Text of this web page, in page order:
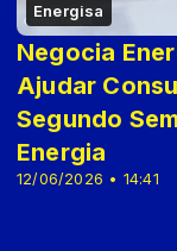
Energisa
12/06/2026 • 14:41
Negocia
Ajudar
Segundo
Energia